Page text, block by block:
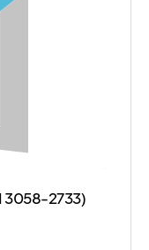
3058-2733)